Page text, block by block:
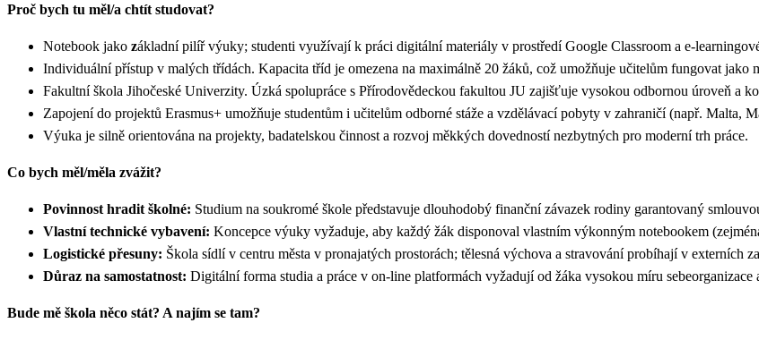
Proč bych tu měl/a chtít studovat?
Notebook jako základní pilíř výuky; studenti využívají k práci digitální materiály v prostředí Google Classroom a e-
Individuální přístup v malých třídách. Kapacita tříd je omezena na maximálně 20 žáků, což umožňuje učitelům fungovat jako
Fakultní škola Jihočeské Univerzity. Úzká spolupráce s Přírodovědeckou fakultou JU zajišťuje vysokou odbornou úroveň a
Zapojení do projektů Erasmus+ umožňuje studentům i učitelům odborné stáže a vzdělávací pobyty v zahraničí (např. Malta,
Výuka je silně orientována na projekty, badatelskou činnost a rozvoj měkkých dovedností nezbytných pro moderní trh práce.
Co bych měl/měla zvážit?
Povinnost hradit školné: Studium na soukromé škole představuje dlouhodobý finanční závazek rodiny garantovaný
Vlastní technické vybavení: Koncepce výuky vyžaduje, aby každý žák disponoval vlastním výkonným notebookem
Logistické přesuny: Škola sídlí v centru města v pronajatých prostorách; tělesná výchova a stravování probíhají v externích
Důraz na samostatnost: Digitální forma studia a práce v on-line platformách vyžadují od žáka vysokou míru sebeorganizace
Bude mě škola něco stát? A najím se tam?